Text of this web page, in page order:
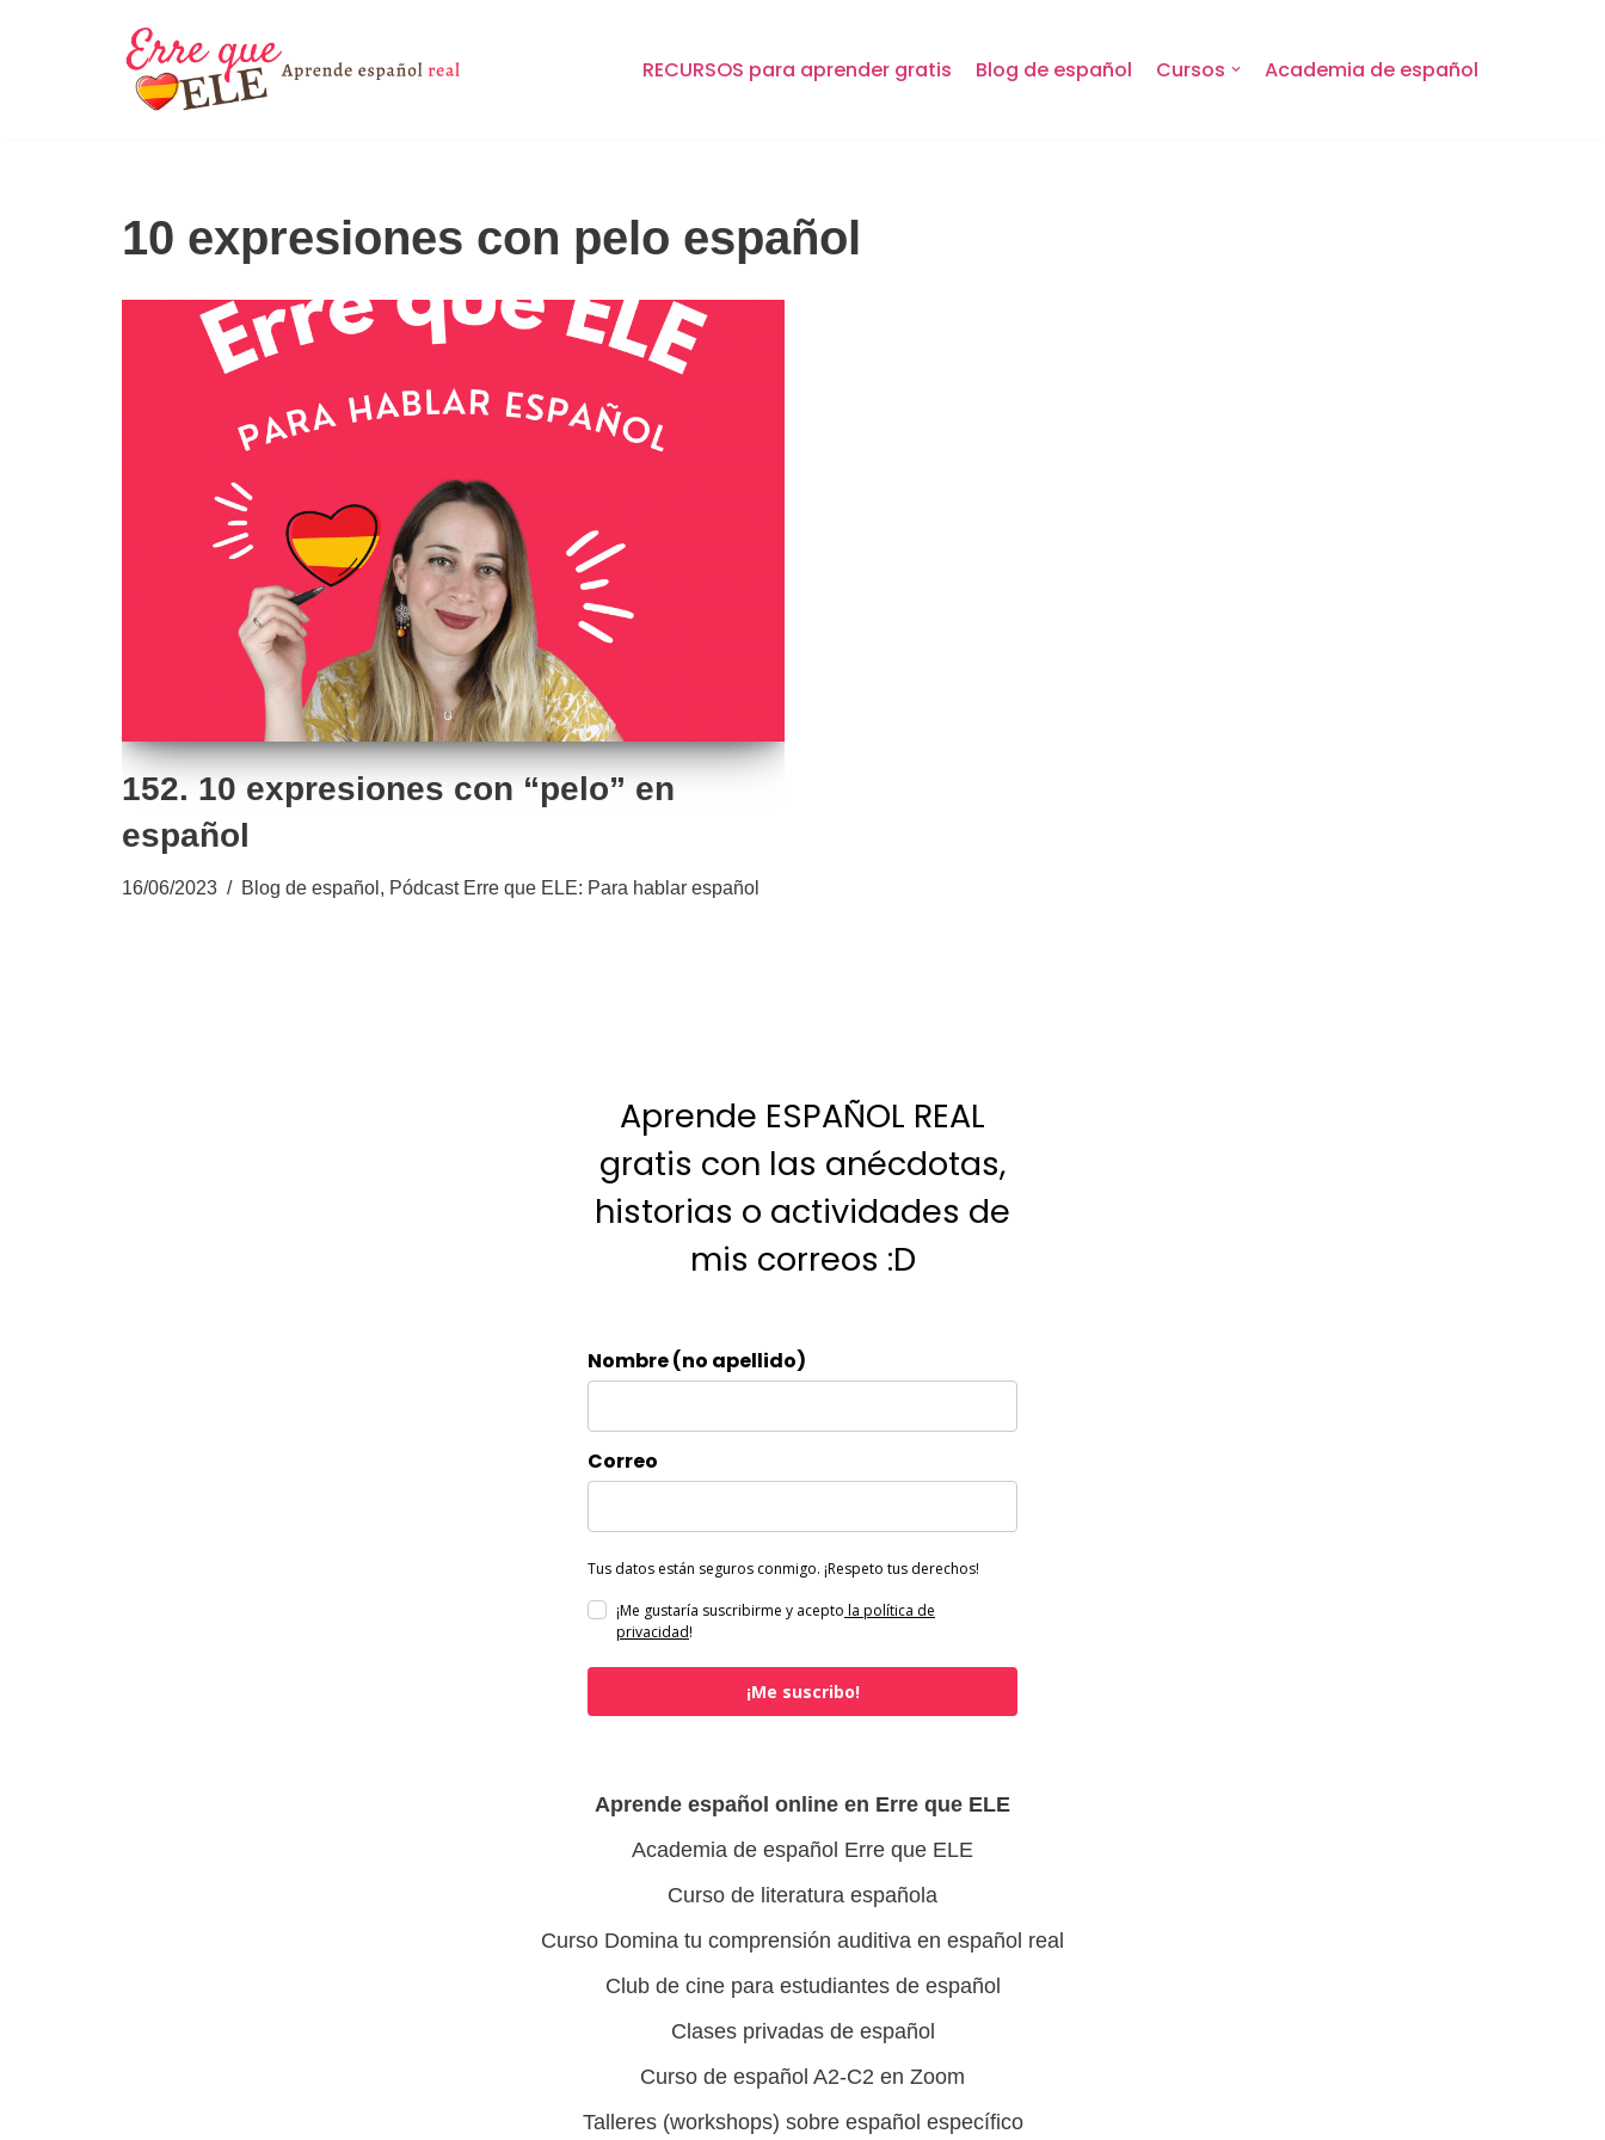
RECURSOS para aprender gratis Blog de español Cursos Academia de español
10 expresiones con pelo español
152. 10 expresiones con “pelo” en
español
16/06/2023 Blog de español Pódcast Erre que ELE: Para hablar español
Aprende ESPAÑOL REAL
gratis con las anécdotas,
historias o actividades de
mis correos :D
Nombre (no apellido)
Correo
Tus datos están seguros conmigo. ¡Respeto tus derechos!
¡Me gustaría suscribirme y acepto la política de
privacidad!
¡Me suscribo!
Aprende español online en Erre que ELE
Academia de español Erre que ELE
Curso de literatura española
Curso Domina tu comprensión auditiva en español real
Club de cine para estudiantes de español
Clases privadas de español
Curso de español A2-C2 en Zoom
Talleres (workshops) sobre español específico